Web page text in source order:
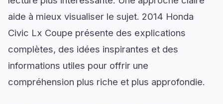
aide à mieux visualiser le sujet. 2014 Honda
Civic Lx Coupe présente des explications
complètes, des idées inspirantes et des
informations utiles pour offrir une
compréhension plus riche et plus approfondie.